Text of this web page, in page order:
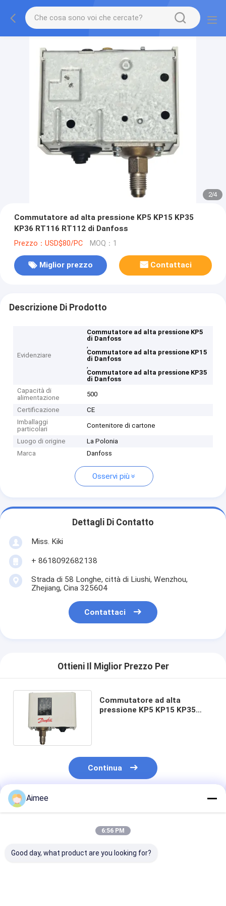
2/4
Commutatore ad alta pressione KP5 KP15 KP35
KP36 RT116 RT112 di Danfoss
Prezzo：USD$80/PC MOQ：1
Miglior prezzo Contattaci
Descrizione Di Prodotto
Evidenziare
Commutatore ad alta pressione KP5
di Danfoss
,
Commutatore ad alta pressione KP15
di Danfoss
,
Commutatore ad alta pressione KP35
di Danfoss
Capacità di
alimentazione
500
Certificazione
CE
Imballaggi
particolari
Contenitore di cartone
Luogo di origine
La Polonia
Marca
Danfoss
Osservi più
Dettagli Di Contatto
Miss. Kiki
+ 8618092682138
Strada di 58 Longhe, città di Liushi, Wenzhou,
Zhejiang, Cina 325604
Contattaci
Ottieni Il Miglior Prezzo Per
Commutatore ad alta
pressione KP5 KP15 KP35
Continua
Prodotti Raccomandati
Aimee
6:56 PM
Good day, what product are you looking for?